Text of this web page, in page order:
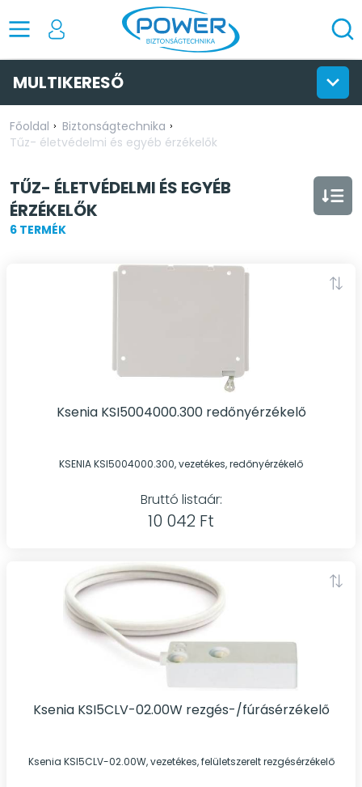
MULTIKERESŐ
Főoldal
Biztonságtechnika
Tűz- életvédelmi és egyéb érzékelők
TŰZ- ÉLETVÉDELMI ÉS EGYÉB
ÉRZÉKELŐK
6 TERMÉK
Ksenia KSI5004000.300 redőnyérzékelő
KSENIA KSI5004000.300, vezetékes, redőnyérzékelő
Bruttó listaár:
10 042 Ft
Ksenia KSI5CLV-02.00W rezgés-/fúrásérzékelő
Ksenia KSI5CLV-02.00W, vezetékes, felületszerelt rezgésérzékelő